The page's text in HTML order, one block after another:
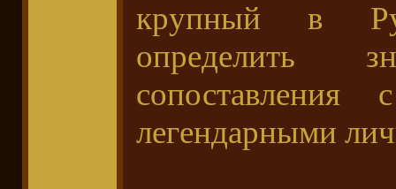
крупный в
определить
легендарными